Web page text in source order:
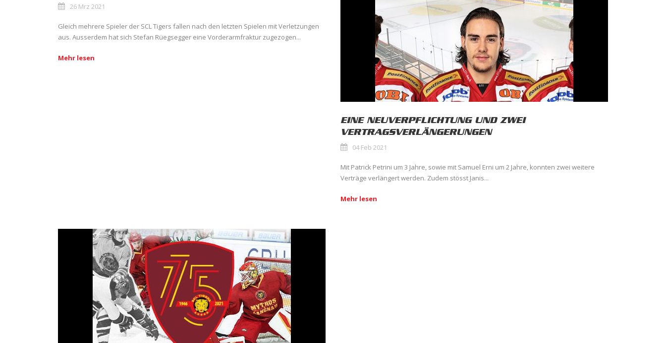
26 Mrz 2021
Gleich mehrere Spieler der SCL Tigers fallen nach den letzten Spielen mit Verletzungen
aus. Ausserdem hat sich Stefan Rüegsegger eine Vorderarmfraktur zugezogen...
Mehr lesen
EINE NEUVERPFLICHTUNG UND ZWEI
VERTRAGSVERLÄNGERUNGEN
04 Feb 2021
Mit Patrick Petrini um 3 Jahre, sowie mit Samuel Erni um 2 Jahre, konnten zwei weitere
Verträge verlängert werden. Zudem stösst Janis...
Mehr lesen